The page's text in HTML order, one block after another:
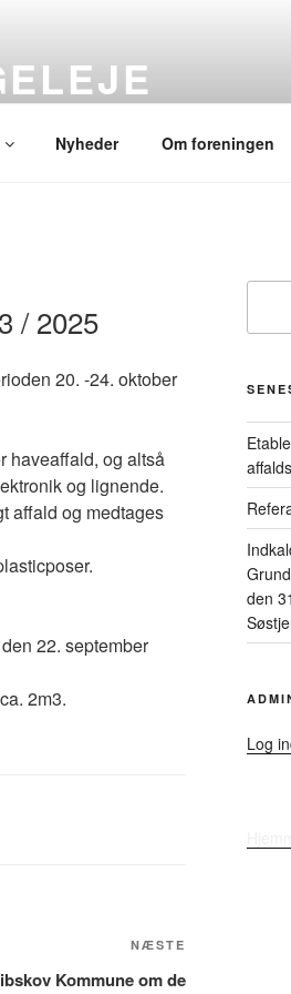
Nyheder Om foreningen
/ 2025
20. -24. oktober
haveaffald, og altså
og lignende.
affald og medtages
22. september
2m3.
indlæg
NÆSTE
Kommune om de
den
Log